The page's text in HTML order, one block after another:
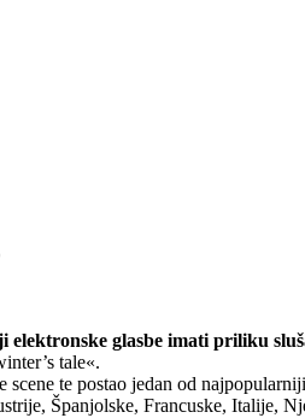
glasbe imati priliku
tale«.
te postao jedan od
Španjolske, Francuske, Italije,